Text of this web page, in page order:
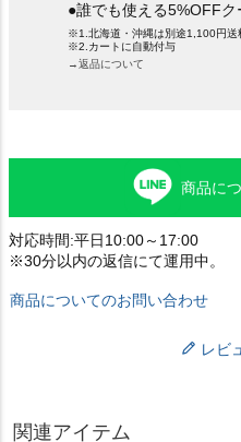
●誰でも使える5%OFF
※1.北海道・沖縄は別途1,100円送
※2.カートに自動付与
→返品について
商品に
対応時間:平日10:00～17:00
※30分以内の返信にて運用中。
商品についてのお問い合わせ
レビ
関連アイテム